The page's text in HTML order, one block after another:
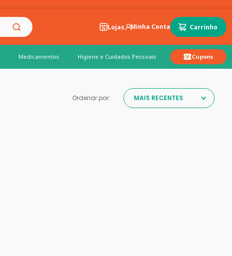
Lojas
Medicamentos Higiene e Cuidados Pessoais Cupons
Ordenar por: MAIS RECENTES